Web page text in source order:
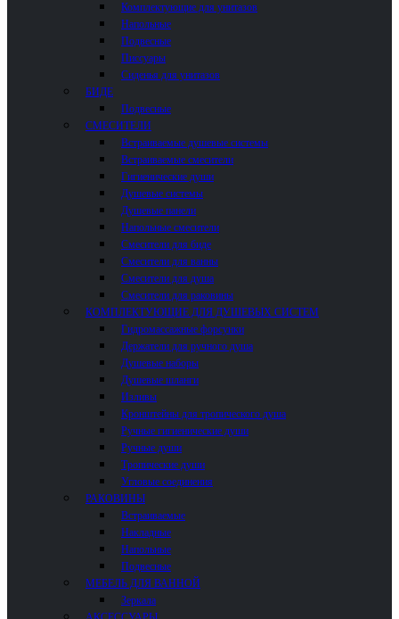
Комплектующие для унитазов
Напольные
Подвесные
Писсуары
Сиденья для унитазов
БИДЕ
Подвесные
СМЕСИТЕЛИ
Встраиваемые душевые системы
Встраиваемые смесители
Гигиенические души
Душевые системы
Душевые панели
Напольные смесители
Смесители для биде
Смесители для ванны
Смесители для душа
Смесители для раковины
КОМПЛЕКТУЮЩИЕ ДЛЯ ДУШЕВЫХ СИСТЕМ
Гидромассажные форсунки
Держатели для ручного душа
Душевые наборы
Душевые шланги
Изливы
Кронштейны для тропического душа
Ручные гигиенические души
Ручные души
Тропические души
Угловые соединения
РАКОВИНЫ
Встраиваемые
Накладные
Напольные
Подвесные
МЕБЕЛЬ ДЛЯ ВАННОЙ
Зеркала